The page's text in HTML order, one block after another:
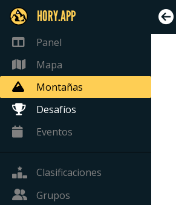
HORY.APP
Panel
Mapa
Montañas
Desafíos
Eventos
Clasificaciones
Grupos